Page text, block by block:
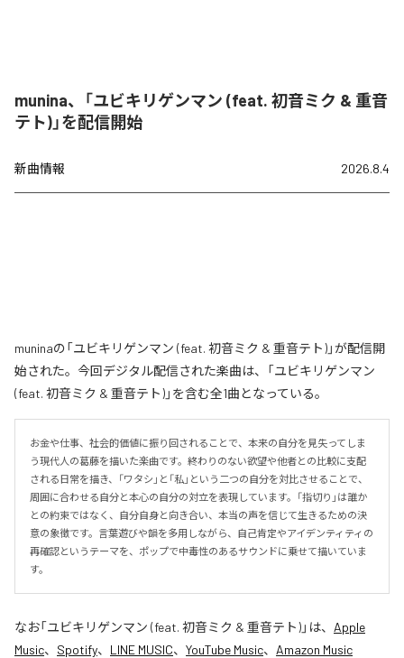
munina、「ユビキリゲンマン (feat. 初音ミク & 重音
テト)」を配信開始
新曲情報 2026.8.4
muninaの「ユビキリゲンマン (feat. 初音ミク & 重音テト)」が配信開
始された。今回デジタル配信された楽曲は、「ユビキリゲンマン
(feat. 初音ミク & 重音テト)」を含む全1曲となっている。
お金や仕事、社会的価値に振り回されることで、本来の自分を見失ってしま
う現代人の葛藤を描いた楽曲です。終わりのない欲望や他者との比較に支配
される日常を描き、「ワタシ」と「私」という二つの自分を対比させることで、
周囲に合わせる自分と本心の自分の対立を表現しています。「指切り」は誰か
との約束ではなく、自分自身と向き合い、本当の声を信じて生きるための決
意の象徴です。言葉遊びや韻を多用しながら、自己肯定やアイデンティティの
再確認というテーマを、ポップで中毒性のあるサウンドに乗せて描いていま
す。
なお「ユビキリゲンマン (feat. 初音ミク & 重音テト)」は、 Apple
Music、 Spotify、 LINE MUSIC、 YouTube Music、 Amazon Music